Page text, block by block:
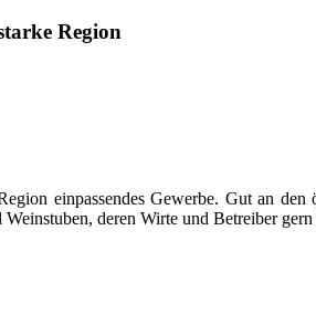
Region
einpassendes Gewerbe. Gut an
deren Wirte und Betreiber